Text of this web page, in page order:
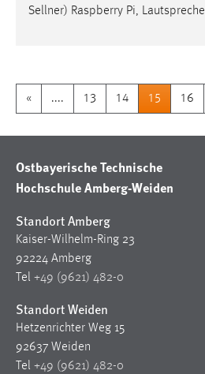
Sellner) Raspberry Pi,
« .... 13 14 15 16
Ostbayerische Technische
Hochschule Amberg-Weiden
Standort Amberg
Kaiser-Wilhelm-Ring 23
92224 Amberg
Tel +49 (9621) 482-0
Standort Weiden
Hetzenrichter Weg 15
92637 Weiden
Tel +49 (9621) 482-0